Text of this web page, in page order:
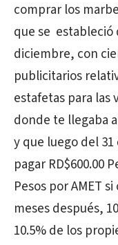
comprar los
que se estableció
diciembre, con
publicitarios
estafetas para
donde te llegaba
y que luego del
pagar RD$600.00
Pesos por AMET
meses después,
10.5% de los